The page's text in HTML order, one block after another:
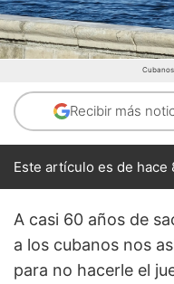
Recibir más
Este artículo es de hace
A casi 60 años de
a los cubanos nos
para no hacerle el